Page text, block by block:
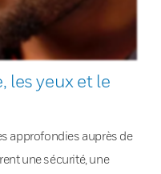
les yeux et le
approfondies auprès de
une sécurité, une